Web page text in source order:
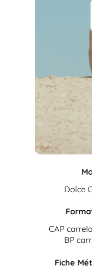
Dolce
CAP
BP
Fiche